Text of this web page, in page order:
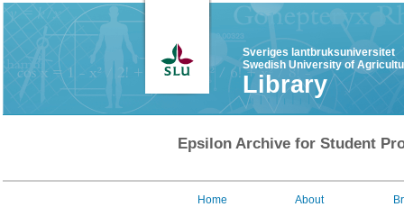
Sveriges lantbruksuniversitet
Swedish University of
Library
Epsilon Archive for Student
Home About